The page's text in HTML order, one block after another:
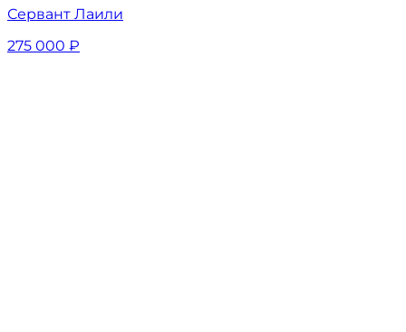
Сервант Лаили
275 000 ₽